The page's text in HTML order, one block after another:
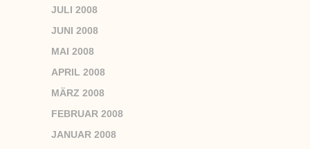
JULI 2008
JUNI 2008
MAI 2008
APRIL 2008
MÄRZ 2008
FEBRUAR 2008
JANUAR 2008